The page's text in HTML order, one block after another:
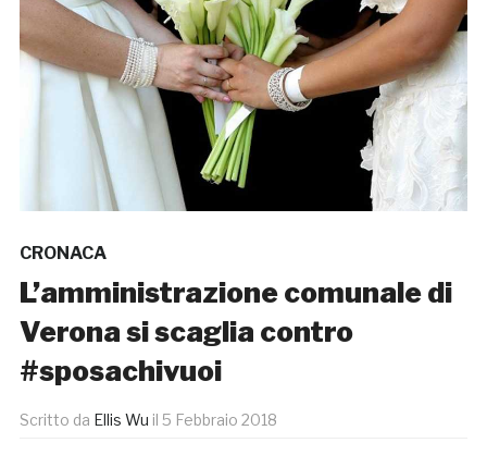
CRONACA
L’amministrazione comunale di
Verona si scaglia contro
#sposachivuoi
Scritto da Ellis Wu il 5 Febbraio 2018